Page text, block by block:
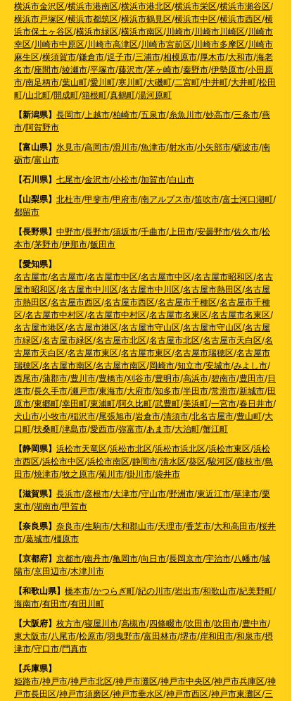
横浜市金沢区/横浜市港南区/横浜市港北区/横浜市栄区/横浜市瀬谷区/
横浜市戸塚区/横浜市都筑区/横浜市鶴見区/横浜市中区/横浜市西区/横
浜市保土ヶ谷区/横浜市緑区/横浜市南区/川崎市/川崎市川崎区/川崎市
幸区/川崎市中原区/川崎市高津区/川崎市宮前区/川崎市多摩区/川崎市
麻生区/横須賀市/鎌倉市/逗子市/三浦市/相模原市/厚木市/大和市/海老
名市/座間市/綾瀬市/平塚市/藤沢市/茅ヶ崎市/秦野市/伊勢原市/小田原
市/南足柄市/葉山町/愛川町/寒川町/大磯町/二宮町/中井町/大井町/松田
町/山北町/開成町/箱根町/真鶴町/湯河原町
【新潟県】 長岡市/上越市/柏崎市/五泉市/糸魚川市/妙高市/三条市/燕
市/阿賀野市
【富山県】 氷見市/高岡市/滑川市/魚津市/射水市/小矢部市/砺波市/南
砺市/富山市
【石川県】 七尾市/金沢市/小松市/加賀市/白山市
【山梨県】 北杜市/甲斐市/甲府市/南アルプス市/笛吹市/富士河口湖町/
都留市
【長野県】 中野市/長野市/須坂市/千曲市/上田市/安曇野市/佐久市/松
本市/茅野市/伊那市/飯田市
【愛知県】
名古屋市/名古屋市/名古屋市中区/名古屋市中区/名古屋市昭和区/名古
屋市昭和区/名古屋市中川区/名古屋市中川区/名古屋市熱田区/名古屋
市熱田区/名古屋市西区/名古屋市西区/名古屋市千種区/名古屋市千種
区/名古屋市中村区/名古屋市中村区/名古屋市名東区/名古屋市名東区/
名古屋市港区/名古屋市港区/名古屋市守山区/名古屋市守山区/名古屋
市緑区/名古屋市緑区/名古屋市北区/名古屋市北区/名古屋市天白区/名
古屋市天白区/名古屋市東区/名古屋市東区/名古屋市瑞穂区/名古屋市
瑞穂区/名古屋市南区/名古屋市南区/岡崎市/知立市/安城市/みよし市/
西尾市/蒲郡市/豊川市/豊橋市/刈谷市/豊明市/高浜市/碧南市/豊田市/日
進市/長久手市/瀬戸市/東海市/大府市/知多市/半田市/常滑市/新城市/田
原市/東郷町/幸田町/東浦町/阿久比町/武豊町/美浜町/一宮市/春日井市/
犬山市/小牧市/稲沢市/尾張旭市/岩倉市/清須市/北名古屋市/豊山町/大
口町/扶桑町/津島市/愛西市/弥富市/あま市/大治町/蟹江町
【静岡県】 浜松市天竜区/浜松市北区/浜松市浜北区/浜松市東区/浜松
市西区/浜松市中区/浜松市南区/静岡市/清水区/葵区/駿河区/藤枝市/島
田市/焼津市/牧之原市/菊川市/掛川市/袋井市
【滋賀県】 長浜市/彦根市/大津市/守山市/野洲市/東近江市/草津市/栗
東市/湖南市/甲賀市
【奈良県】 奈良市/生駒市/大和郡山市/天理市/香芝市/大和高田市/桜井
市/葛城市/橿原市
【京都府】 京都市/南丹市/亀岡市/向日市/長岡京市/宇治市/八幡市/城
陽市/京田辺市/木津川市
【和歌山県】 橋本市/かつらぎ町/紀の川市/岩出市/和歌山市/紀美野町/
海南市/有田市/有田川町
【大阪府】 枚方市/寝屋川市/高槻市/四條畷市/吹田市/吹田市/豊中市/
東大阪市/八尾市/松原市/羽曳野市/富田林市/堺市/岸和田市/和泉市/摂
津市/守口市/門真市
【兵庫県】
姫路市/神戸市/神戸市北区/神戸市灘区/神戸市中央区/神戸市兵庫区/神
戸市長田区/神戸市須磨区/神戸市垂水区/神戸市西区/神戸市東灘区/三